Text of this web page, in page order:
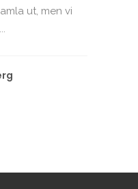
ut, men vi